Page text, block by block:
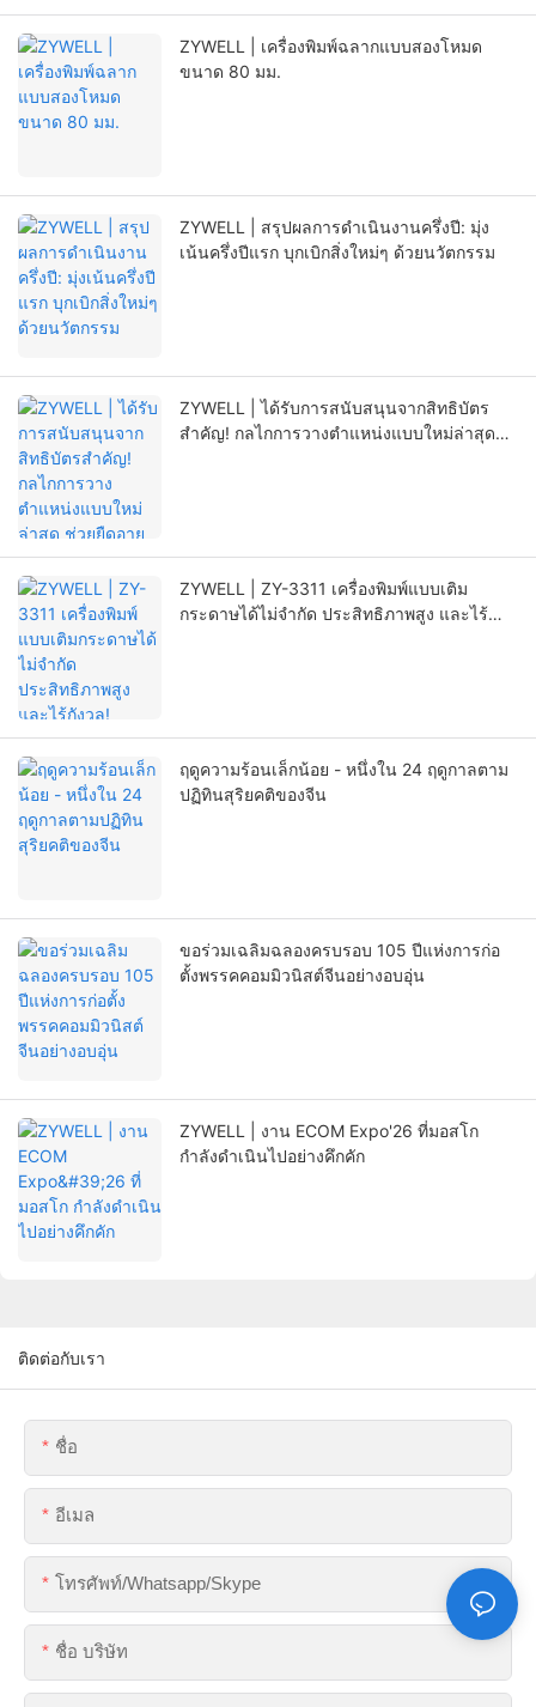
ZYWELL | เครื่องพิมพ์ฉลากแบบสองโหมด
ขนาด 80 มม.
ZYWELL | สรุปผลการดำเนินงานครึ่งปี: มุ่ง
เน้นครึ่งปีแรก บุกเบิกสิ่งใหม่ๆ ด้วยนวัตกรรม
ZYWELL | ได้รับการสนับสนุนจากสิทธิบัตร
สำคัญ! กลไกการวางตำแหน่งแบบใหม่ล่าสุด
ZYWELL | ZY-3311 เครื่องพิมพ์แบบเติม
กระดาษได้ไม่จำกัด ประสิทธิภาพสูง และไร้
ฤดูความร้อนเล็กน้อย - หนึ่งใน 24 ฤดูกาลตาม
ปฏิทินสุริยคติของจีน
ขอร่วมเฉลิมฉลองครบรอบ 105 ปีแห่งการก่อ
ตั้งพรรคคอมมิวนิสต์จีนอย่างอบอุ่น
ZYWELL | งาน ECOM Expo'26 ที่มอสโก
กำลังดำเนินไปอย่างคึกคัก
ติดต่อกับเรา
ชื่อ
อีเมล
โทรศัพท์/whatsapp/skype
ชื่อ บริษัท